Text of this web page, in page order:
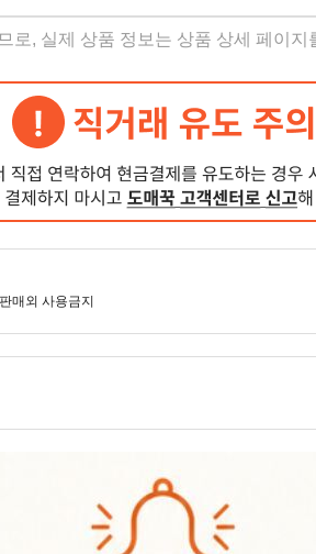
로, 실제 상품 정보는 상품 상세 페이지
매외 사용금지